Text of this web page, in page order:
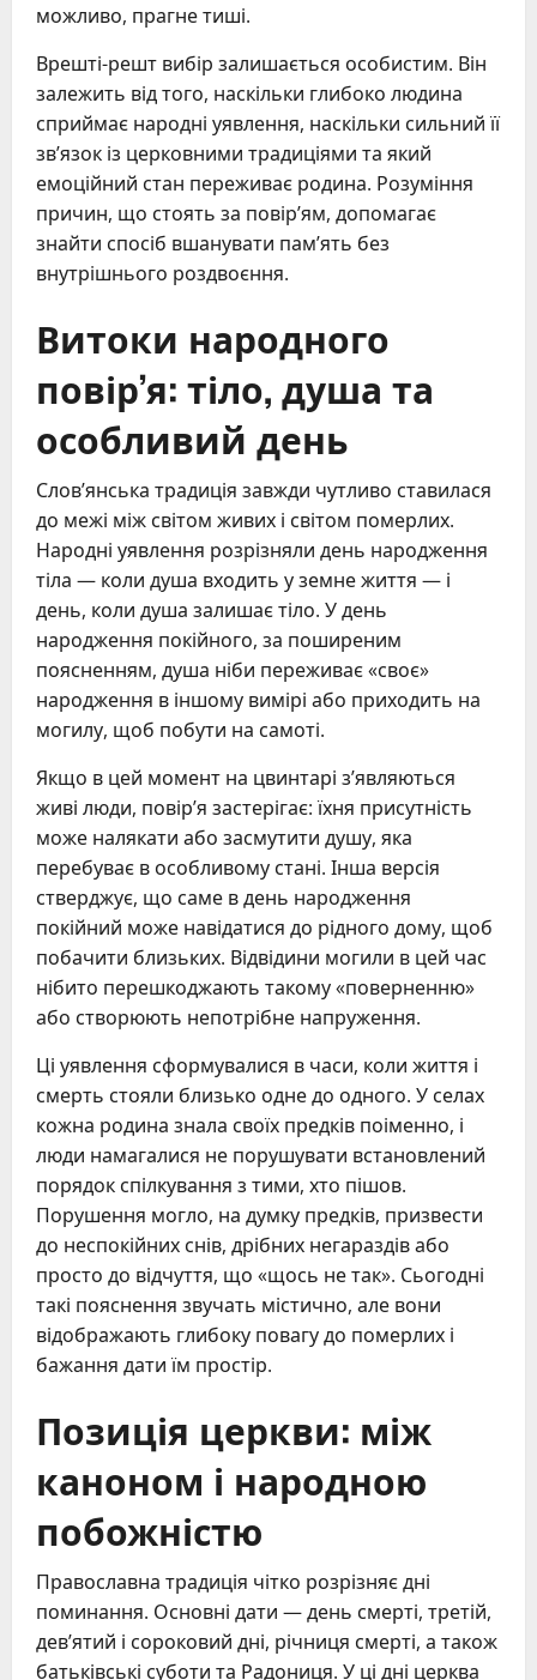
можливо, прагне тиші.
Врешті-решт вибір залишається особистим. Він
залежить від того, наскільки глибоко людина
сприймає народні уявлення, наскільки сильний її
зв’язок із церковними традиціями та який
емоційний стан переживає родина. Розуміння
причин, що стоять за повір’ям, допомагає
знайти спосіб вшанувати пам’ять без
внутрішнього роздвоєння.
Витоки народного
повір’я: тіло, душа та
особливий день
Слов’янська традиція завжди чутливо ставилася
до межі між світом живих і світом померлих.
Народні уявлення розрізняли день народження
тіла — коли душа входить у земне життя — і
день, коли душа залишає тіло. У день
народження покійного, за поширеним
поясненням, душа ніби переживає «своє»
народження в іншому вимірі або приходить на
могилу, щоб побути на самоті.
Якщо в цей момент на цвинтарі з’являються
живі люди, повір’я застерігає: їхня присутність
може налякати або засмутити душу, яка
перебуває в особливому стані. Інша версія
стверджує, що саме в день народження
покійний може навідатися до рідного дому, щоб
побачити близьких. Відвідини могили в цей час
нібито перешкоджають такому «поверненню»
або створюють непотрібне напруження.
Ці уявлення сформувалися в часи, коли життя і
смерть стояли близько одне до одного. У селах
кожна родина знала своїх предків поіменно, і
люди намагалися не порушувати встановлений
порядок спілкування з тими, хто пішов.
Порушення могло, на думку предків, призвести
до неспокійних снів, дрібних негараздів або
просто до відчуття, що «щось не так». Сьогодні
такі пояснення звучать містично, але вони
відображають глибоку повагу до померлих і
бажання дати їм простір.
Позиція церкви: між
каноном і народною
побожністю
Православна традиція чітко розрізняє дні
поминання. Основні дати — день смерті, третій,
дев’ятий і сороковий дні, річниця смерті, а також
батьківські суботи та Радониця. У ці дні церква